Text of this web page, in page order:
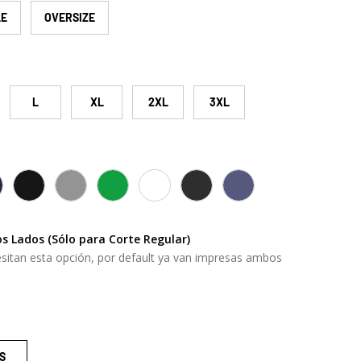
vista de galería
9 en la vista de galería
Cargar imagen 10 en la vista de galería
OVERSIZE
L XL 2XL 3XL
GREYSOLID BLACKGRAY HEATHERHEATHER GREEN
OS WHITEOS BLACKOS NAVY
Lados (Sólo para Corte Regular)
esta opción, por default ya van impresas ambos